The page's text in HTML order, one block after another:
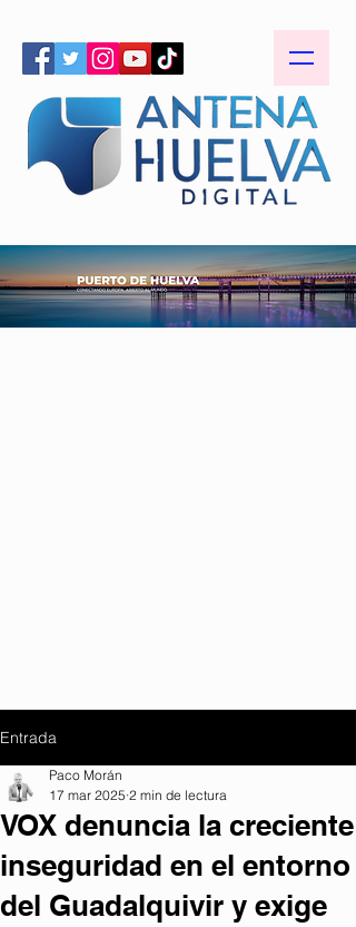
Entrada
VOX denuncia la creciente
inseguridad en el entorno
del Guadalquivir y exige
Paco Morán
17 mar 2025 2 min de lectura